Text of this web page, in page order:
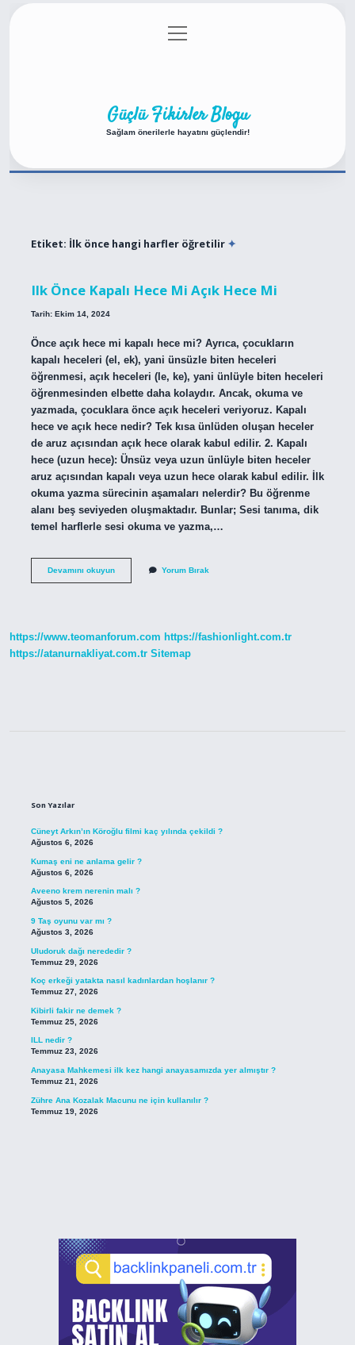
Gizlilik Politikası
menüyü
aç
Güçlü Fikirler Blogu
Sağlam önerilerle hayatını güçlendir!
Etiket: İlk önce hangi harfler öğretilir
Ilk Önce Kapalı Hece Mi Açık Hece Mi
Tarih: Ekim 14, 2024
Önce açık hece mi kapalı hece mi? Ayrıca, çocukların
kapalı heceleri (el, ek), yani ünsüzle biten heceleri
öğrenmesi, açık heceleri (le, ke), yani ünlüyle biten heceleri
öğrenmesinden elbette daha kolaydır. Ancak, okuma ve
yazmada, çocuklara önce açık heceleri veriyoruz. Kapalı
hece ve açık hece nedir? Tek kısa ünlüden oluşan heceler
de aruz açısından açık hece olarak kabul edilir. 2. Kapalı
hece (uzun hece): Ünsüz veya uzun ünlüyle biten heceler
aruz açısından kapalı veya uzun hece olarak kabul edilir. İlk
okuma yazma sürecinin aşamaları nelerdir? Bu öğrenme
alanı beş seviyeden oluşmaktadır. Bunlar; Sesi tanıma, dik
temel harflerle sesi okuma ve yazma,…
Devamını okuyunIlk
Hece
Yorum Bırak
https://www.teomanforum.com https://fashionlight.com.tr
https://atanurnakliyat.com.tr Sitemap
Son Yazılar
Cüneyt Arkın’ın Köroğlu filmi kaç yılında çekildi ?
Ağustos 6, 2026
Kumaş eni ne anlama gelir ?
Ağustos 6, 2026
Aveeno krem nerenin malı ?
Ağustos 5, 2026
9 Taş oyunu var mı ?
Ağustos 3, 2026
Uludoruk dağı nerededir ?
Temmuz 29, 2026
Koç erkeği yatakta nasıl kadınlardan hoşlanır ?
Temmuz 27, 2026
Kibirli fakir ne demek ?
Temmuz 25, 2026
ILL nedir ?
Temmuz 23, 2026
Anayasa Mahkemesi ilk kez hangi anayasamızda yer almıştır ?
Temmuz 21, 2026
Zühre Ana Kozalak Macunu ne için kullanılır ?
Temmuz 19, 2026